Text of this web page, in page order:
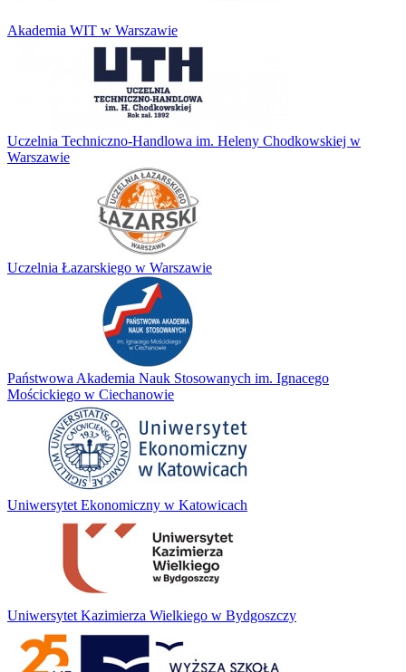
Akademia WIT w Warszawie
Uczelnia Techniczno-Handlowa im. Heleny Chodkowskiej w
Warszawie
Uczelnia Łazarskiego w Warszawie
Państwowa Akademia Nauk Stosowanych im. Ignacego
Mościckiego w Ciechanowie
Uniwersytet Ekonomiczny w Katowicach
Uniwersytet Kazimierza Wielkiego w Bydgoszczy